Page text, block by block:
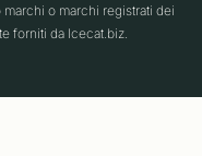
o marchi registrati dei
forniti da Icecat.biz.